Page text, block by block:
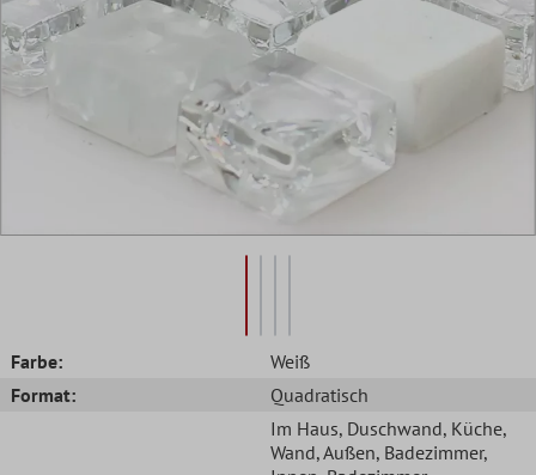
Farbe:
Weiß
Format:
Quadratisch
Im Haus, Duschwand, Küche,
Wand, Außen, Badezimmer,